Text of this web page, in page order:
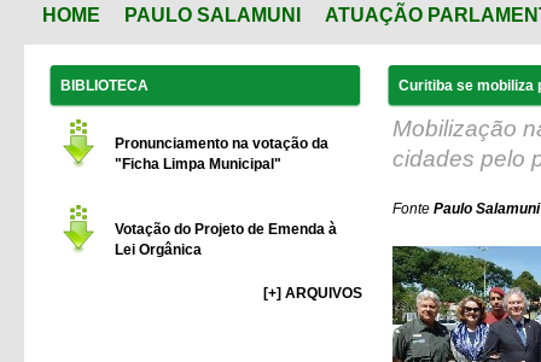
HOME PAULO SALAMUNI ATUAÇÃO
BIBLIOTECA
Pronunciamento na votação da
"Ficha Limpa Municipal"
Votação do Projeto de Emenda à
Lei Orgânica
[+] ARQUIVOS
Curitiba se mobiliza
Mobilização
cidades pelo
Fonte Paulo